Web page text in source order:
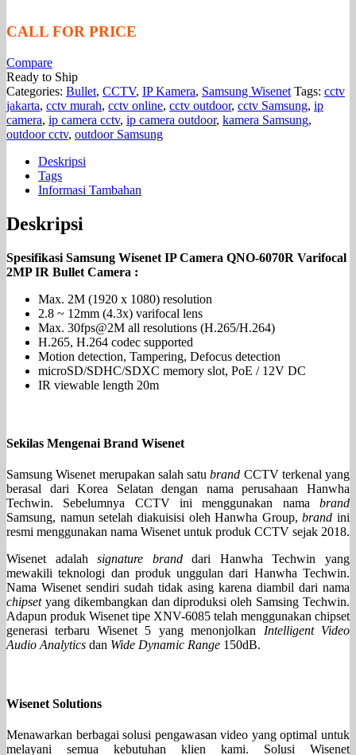
CALL FOR PRICE
Compare
Ready to Ship
Categories: Bullet, CCTV, IP Kamera, Samsung Wisenet Tags: cctv
jakarta, cctv murah, cctv online, cctv outdoor, cctv Samsung, ip
camera, ip camera cctv, ip camera outdoor, kamera Samsung,
outdoor cctv, outdoor Samsung
Deskripsi
Tags
Informasi Tambahan
Deskripsi
Spesifikasi Samsung Wisenet IP Camera QNO-6070R Varifocal
2MP IR Bullet Camera :
Max. 2M (1920 x 1080) resolution
2.8 ~ 12mm (4.3x) varifocal lens
Max. 30fps@2M all resolutions (H.265/H.264)
H.265, H.264 codec supported
Motion detection, Tampering, Defocus detection
microSD/SDHC/SDXC memory slot, PoE / 12V DC
IR viewable length 20m
Sekilas Mengenai Brand Wisenet
Samsung Wisenet merupakan salah satubrand CCTV terkenal yang
berasal dari Korea Selatan dengan nama perusahaan Hanwha
Techwin. Sebelumnya CCTV ini menggunakan nama brand
Samsung, namun setelah diakuisisi oleh Hanwha Group,brand ini
resmi menggunakan nama Wisenet untuk produk CCTV sejak 2018.
Wisenet adalahsignature branddari Hanwha Techwin yang
mewakili teknologi dan produk unggulan dari Hanwha Techwin.
Nama Wisenet sendiri sudah tidak asing karena diambil dari nama
chipsetyang dikembangkan dan diproduksi oleh Samsing Techwin.
Adapun produk Wisenet tipe XNV-6085 telah menggunakan chipset
generasi terbaru Wisenet 5 yang menonjolkan Intelligent Video
Audio Analytics dan Wide Dynamic Range 150dB.
Wisenet Solutions
Menawarkan berbagai solusi pengawasan video yang optimal untuk
melayani semua kebutuhan klien kami. Solusi Wisenet